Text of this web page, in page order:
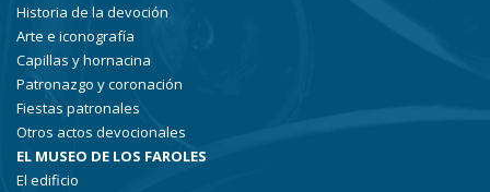
Historia de la devoción
Arte e iconografía
Capillas y hornacina
Patronazgo y coronación
Fiestas patronales
Otros actos devocionales
EL MUSEO DE LOS FAROLES
El edificio